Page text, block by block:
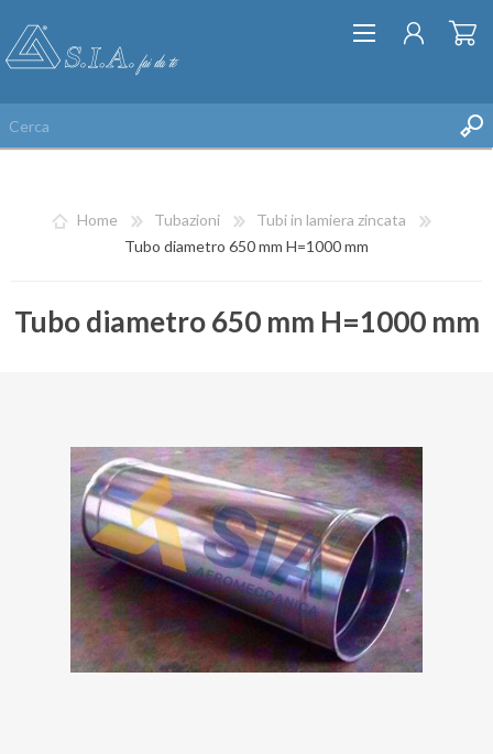
REGISTRATI
Home Tubazioni
Tubi in lamiera zincata
Tubo diametro 650 mm H=1000 mm
Tubo diametro 650 mm H=1000 mm